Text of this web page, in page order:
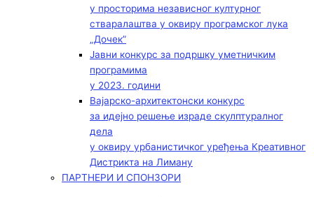
у просторима независног културног
стваралаштва у оквиру програмског лука
„Дочек”
Јавни конкурс за подршку уметничким
програмима
у 2023. години
Вајарско-архитектонски конкурс
за идејно решење израде скулптуралног
дела
у оквиру урбанистичког уређења Креативног
Дистрикта на Лиману
ПАРТНЕРИ И СПОНЗОРИ